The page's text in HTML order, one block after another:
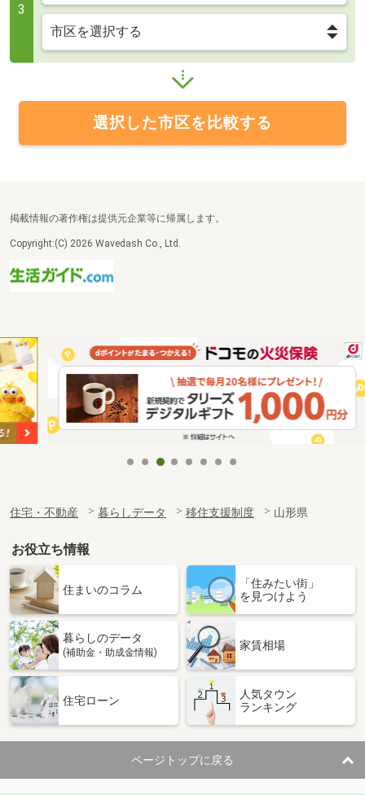
3
選択した市区を比較する
掲載情報の著作権は提供元企業等に帰属します。
Copyright:(C) 2026 Wavedash Co., Ltd.
住宅・不動産 暮らしデータ 移住支援制度 山形県
お役立ち情報
住まいのコラム
「住みたい街」
を見つけよう
暮らしのデータ
(補助金・助成金情報)
家賃相場
住宅ローン
人気タウン
ランキング
ページトップに戻る